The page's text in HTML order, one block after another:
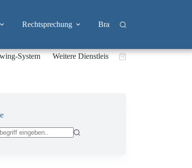
Rechtsprechung Branchen
System Weitere DienstleistungenWarenkorb